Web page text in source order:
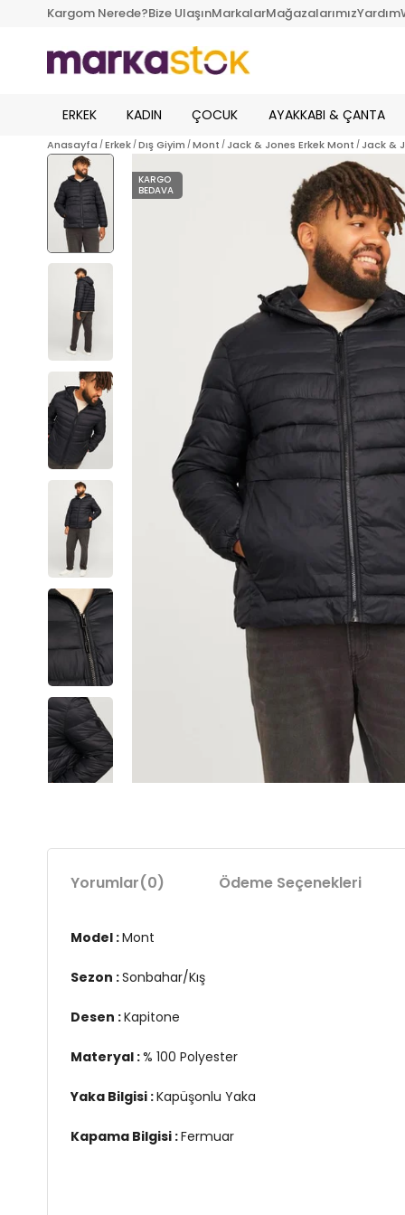
Kargom Nerede?Bize UlaşınMarkalarMağazalarımızYardım
ERKEK KADIN ÇOCUK AYAKKABI & ÇANTA
Anasayfa Erkek Dış Giyim Mont Jack & Jones Erkek Mont Jack &
KARGO
BEDAVA
Yorumlar(0) Ödeme Seçenekleri
Model :Mont
Sezon :Sonbahar/Kış
Desen :Kapitone
Materyal :% 100 Polyester
Yaka Bilgisi :Kapüşonlu Yaka
Kapama Bilgisi :Fermuar